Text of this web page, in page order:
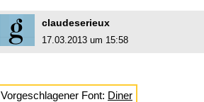
claudeserieux
17.03.2013 um 15:58
Vorgeschlagener Font: Diner